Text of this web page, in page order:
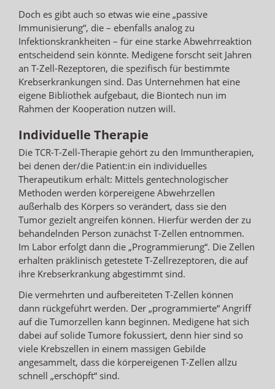
Doch es gibt auch so etwas wie eine „passive
Immunisierung“, die – ebenfalls analog zu
Infektionskrankheiten – für eine starke Abwehrreaktion
entscheidend sein könnte. Medigene forscht seit Jahren
an T-Zell-Rezeptoren, die spezifisch für bestimmte
Krebserkrankungen sind. Das Unternehmen hat eine
eigene Bibliothek aufgebaut, die Biontech nun im
Rahmen der Kooperation nutzen will.
Individuelle Therapie
Die TCR-T-Zell-Therapie gehört zu den Immuntherapien,
bei denen der/die Patient:in ein individuelles
Therapeutikum erhält: Mittels gentechnologischer
Methoden werden körpereigene Abwehrzellen
außerhalb des Körpers so verändert, dass sie den
Tumor gezielt angreifen können. Hierfür werden der zu
behandelnden Person zunächst T-Zellen entnommen.
Im Labor erfolgt dann die „Programmierung“. Die Zellen
erhalten präklinisch getestete T-Zellrezeptoren, die auf
ihre Krebserkrankung abgestimmt sind.
Die vermehrten und aufbereiteten T-Zellen können
dann rückgeführt werden. Der „programmierte“ Angriff
auf die Tumorzellen kann beginnen. Medigene hat sich
dabei auf solide Tumore fokussiert, denn hier sind so
viele Krebszellen in einem massigen Gebilde
angesammelt, dass die körpereigenen T-Zellen allzu
schnell „erschöpft“ sind.